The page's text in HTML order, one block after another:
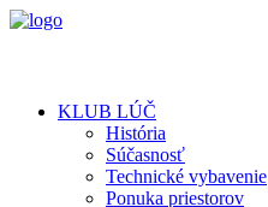
KLUB LÚČ
História
Súčasnosť
Technické vybavenie
Ponuka priestorov